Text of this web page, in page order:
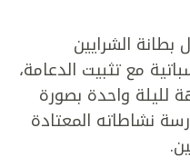
الشرايين
مع تثبيت الدعامة،
لليلة واحدة بصورة
نشاطاته المعتادة